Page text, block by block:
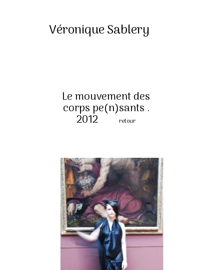
Véronique Sablery
Le mouvement des
corps pe(n)sants .
2012 retour